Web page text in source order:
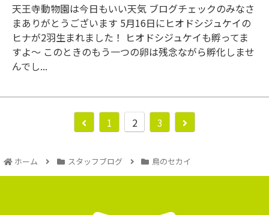
天王寺動物園は今日もいい天気 ブログチェックのみなさ
まありがとうございます 5月16日にヒオドシジュケイの
ヒナが2羽生まれました！ ヒオドシジュケイも孵ってま
すよ〜 このときのもう一つの卵は残念ながら孵化しませ
んでし...
1 2 3
ホーム スタッフブログ 鳥のセカイ